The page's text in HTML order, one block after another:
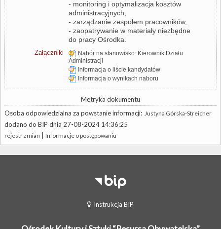
- monitoring i optymalizacja kosztów
administracyjnych,
- zarządzanie zespołem pracowników,
- zaopatrywanie w materiały niezbędne
do pracy Ośrodka.
Załączniki
Nabór na stanowisko: Kierownik Działu
Administracji
Informacja o liście kandydatów
Informacja o wynikach naboru
Metryka dokumentu
Osoba odpowiedzialna za powstanie informacji: Justyna Górska-Streicher
dodano do BIP dnia 27-08-2024 14:36:25
rejestr zmian Informacje o postępowaniu
Instrukcja BIP